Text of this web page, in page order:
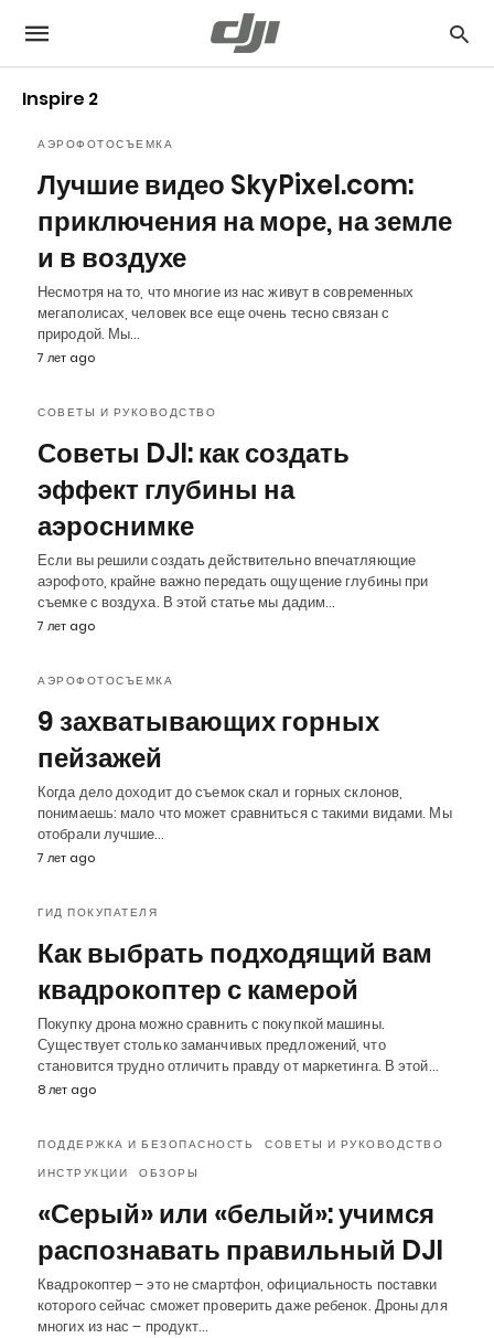
Inspire 2
АЭРОФОТОСЪЕМКА
Лучшие видео SkyPixel.com:
приключения на море, на земле
и в воздухе
Несмотря на то, что многие из нас живут в современных
мегаполисах, человек все еще очень тесно связан с
природой. Мы…
7 лет ago
СОВЕТЫ И РУКОВОДСТВО
Советы DJI: как создать
эффект глубины на
аэроснимке
Если вы решили создать действительно впечатляющие
аэрофото, крайне важно передать ощущение глубины при
съемке с воздуха. В этой статье мы дадим…
7 лет ago
АЭРОФОТОСЪЕМКА
9 захватывающих горных
пейзажей
Когда дело доходит до съемок скал и горных склонов,
понимаешь: мало что может сравниться с такими видами. Мы
отобрали лучшие…
7 лет ago
ГИД ПОКУПАТЕЛЯ
Как выбрать подходящий вам
квадрокоптер с камерой
Покупку дрона можно сравнить с покупкой машины.
Существует столько заманчивых предложений, что
становится трудно отличить правду от маркетинга. В этой…
8 лет ago
ПОДДЕРЖКА И БЕЗОПАСНОСТЬ
СОВЕТЫ И РУКОВОДСТВО
ИНСТРУКЦИИ
ОБЗОРЫ
«Серый» или «белый»: учимся
распознавать правильный DJI
Квадрокоптер – это не смартфон, официальность поставки
которого сейчас сможет проверить даже ребенок. Дроны для
многих из нас – продукт…